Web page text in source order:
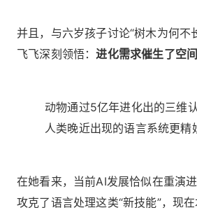
并且，与六岁孩子讨论“树木为何不
飞飞深刻领悟：进化需求催生了空
动物通过5亿年进化出的三维
人类晚近出现的语言系统更精
在她看来，当前AI发展恰似在重演
攻克了语言处理这类“新技能”，现